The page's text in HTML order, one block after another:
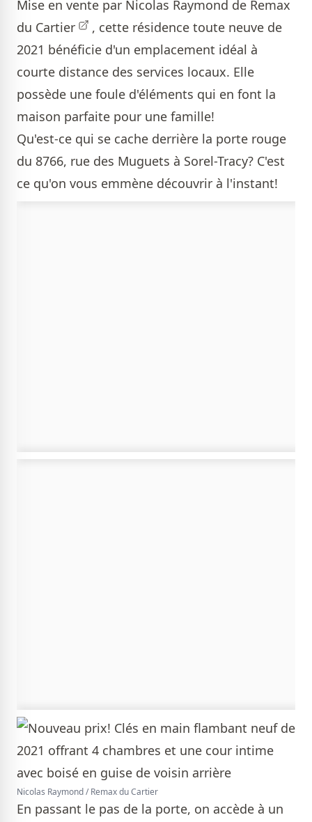
Mise en vente par Nicolas Raymond de Remax
du Cartier
, cette résidence toute neuve de
2021 bénéficie d'un emplacement idéal à
courte distance des services locaux. Elle
possède une foule d'éléments qui en font la
maison parfaite pour une famille!
Qu'est-ce qui se cache derrière la porte rouge
du 8766, rue des Muguets à Sorel-Tracy? C'est
ce qu'on vous emmène découvrir à l'instant!
Nicolas Raymond / Remax du Cartier
En passant le pas de la porte, on accède à un